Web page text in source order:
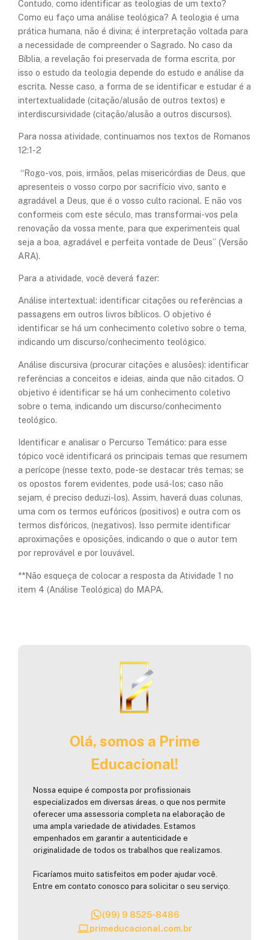
Contudo, como identificar as teologias de um texto?
Como eu faço uma análise teológica? A teologia é uma
prática humana, não é divina; é interpretação voltada para
a necessidade de compreender o Sagrado. No caso da
Bíblia, a revelação foi preservada de forma escrita, por
isso o estudo da teologia depende do estudo e análise da
escrita. Nesse caso, a forma de se identificar e estudar é a
intertextualidade (citação/alusão de outros textos) e
interdiscursividade (citação/alusão a outros discursos).
Para nossa atividade, continuamos nos textos de Romanos
12:1-2
“Rogo-vos, pois, irmãos, pelas misericórdias de Deus, que
apresenteis o vosso corpo por sacrifício vivo, santo e
agradável a Deus, que é o vosso culto racional. E não vos
conformeis com este século, mas transformai-vos pela
renovação da vossa mente, para que experimenteis qual
seja a boa, agradável e perfeita vontade de Deus” (Versão
ARA).
Para a atividade, você deverá fazer:
Análise intertextual: identificar citações ou referências a
passagens em outros livros bíblicos. O objetivo é
identificar se há um conhecimento coletivo sobre o tema,
indicando um discurso/conhecimento teológico.
Análise discursiva (procurar citações e alusões): identificar
referências a conceitos e ideias, ainda que não citados. O
objetivo é identificar se há um conhecimento coletivo
sobre o tema, indicando um discurso/conhecimento
teológico.
Identificar e analisar o Percurso Temático: para esse
tópico você identificará os principais temas que resumem
a perícope (nesse texto, pode-se destacar três temas; se
os opostos forem evidentes, pode usá-los; caso não
sejam, é preciso deduzi-los). Assim, haverá duas colunas,
uma com os termos eufóricos (positivos) e outra com os
termos disfóricos, (negativos). Isso permite identificar
aproximações e oposições, indicando o que o autor tem
por reprovável e por louvável.
**Não esqueça de colocar a resposta da Atividade 1 no
item 4 (Análise Teológica) do MAPA.
Olá, somos a Prime
Educacional!
Nossa equipe é composta por profissionais
especializados em diversas áreas, o que nos permite
oferecer uma assessoria completa na elaboração de
uma ampla variedade de atividades. Estamos
empenhados em garantir a autenticidade e
originalidade de todos os trabalhos que realizamos.
Ficaríamos muito satisfeitos em poder ajudar você.
Entre em contato conosco para solicitar o seu serviço.
(99) 9 8525-8486
primeducacional.com.br